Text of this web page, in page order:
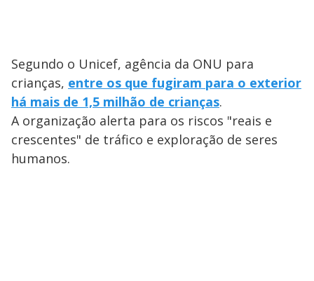
Segundo o Unicef, agência da ONU para
crianças, entre os que fugiram para o exterior
há mais de 1,5 milhão de crianças.
A organização alerta para os riscos "reais e
crescentes" de tráfico e exploração de seres
humanos.